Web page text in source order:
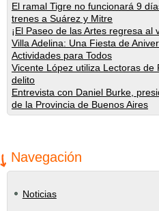
El ramal Tigre no funcionará 9
trenes a Suárez y Mitre
¡El Paseo de las Artes regresa
Villa Adelina: Una Fiesta de
Actividades para Todos
Vicente López utiliza Lectoras
delito
Entrevista con Daniel Burke,
de la Provincia de Buenos Aires
Navegación
Noticias